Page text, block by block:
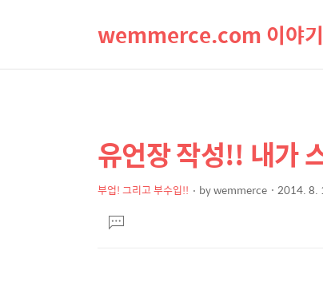
wemmerce.com 이야
상
세
컨
텐
본
문
제
유언장 작성!! 내가
부업! 그리고 부수입!! bywemmerce 2014. 8.
문댓
글